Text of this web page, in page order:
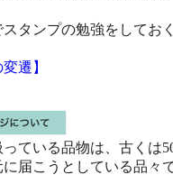
タンプの勉強をしてお
遷】
ている品物は、古くは
届こうとしている品々で